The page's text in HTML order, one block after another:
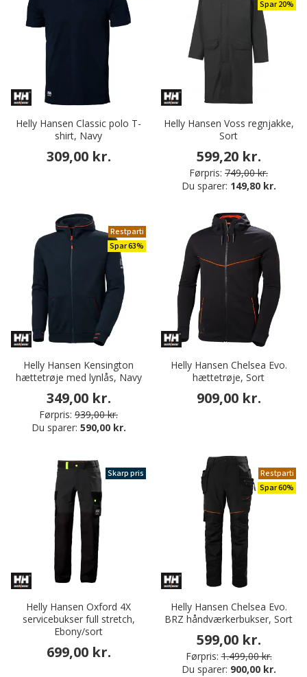
Helly Hansen Classic polo T-
shirt, Navy
309,00 kr.
Spar 20%
Helly Hansen Voss regnjakke,
Sort
599,20 kr.
Førpris: 749,00 kr.
Du sparer: 149,80 kr.
Restparti
Spar 63%
Helly Hansen Kensington
hættetrøje med lynlås, Navy
349,00 kr.
Førpris: 939,00 kr.
Du sparer: 590,00 kr.
Helly Hansen Chelsea Evo.
hættetrøje, Sort
909,00 kr.
Skarp pris
Helly Hansen Oxford 4X
servicebukser full stretch,
Ebony/sort
699,00 kr.
Restparti
Spar 60%
Helly Hansen Chelsea Evo.
BRZ håndværkerbukser, Sort
599,00 kr.
Førpris: 1.499,00 kr.
Du sparer: 900,00 kr.